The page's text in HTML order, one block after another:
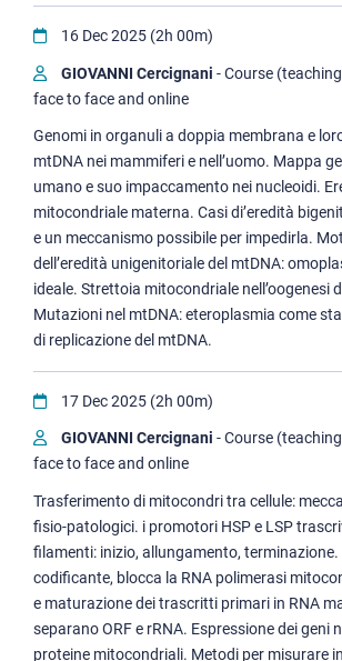
16 Dec 2025 (2h 00m)
GIOVANNI Cercignani - Course
face to face and online
Genomi in organuli a doppia membrana e
mtDNA nei mammiferi e nell’uomo. Mappa
umano e suo impaccamento nei nucleoidi.
mitocondriale materna. Casi di’eredità
e un meccanismo possibile per impedirla.
dell’eredità unigenitoriale del mtDNA:
ideale. Strettoia mitocondriale nell’oogenesi
Mutazioni nel mtDNA: eteroplasmia come
di replicazione del mtDNA.
17 Dec 2025 (2h 00m)
GIOVANNI Cercignani - Course
face to face and online
Trasferimento di mitocondri tra cellule:
fisio-patologici. i promotori HSP e LSP
filamenti: inizio, allungamento, terminazione.
codificante, blocca la RNA polimerasi
e maturazione dei trascritti primari in RNA
separano ORF e rRNA. Espressione dei geni
proteine mitocondriali. Metodi per misurare